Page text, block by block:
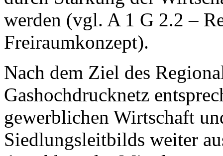
werden (vgl. A 1 G 2.2 –
Freiraumkonzept).
Nach dem Ziel des
Gashochdrucknetz
gewerblichen Wirtschaft
Siedlungsleitbilds weiter